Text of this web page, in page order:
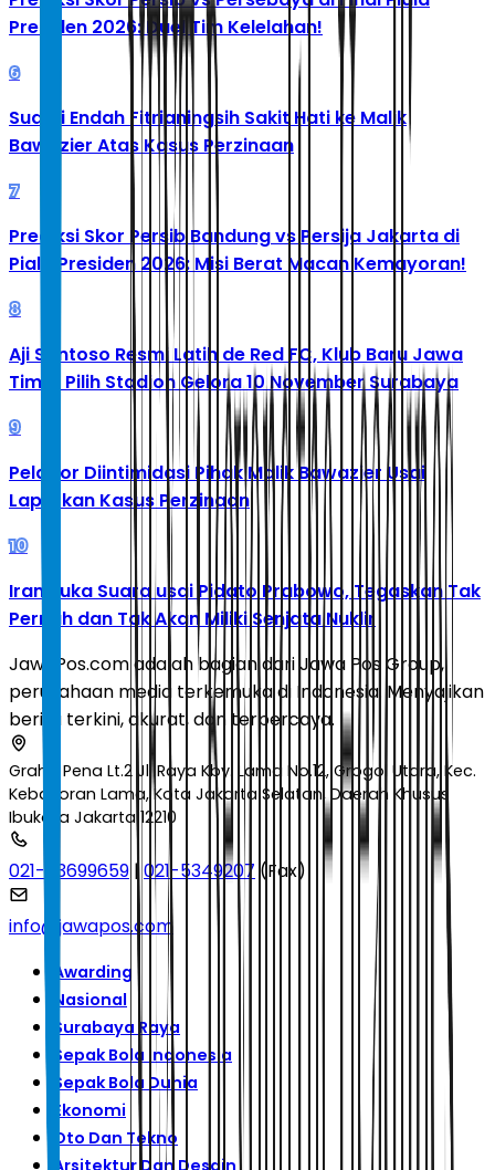
Presiden 2026: Duel Tim Kelelahan!
6
Suami Endah Fitrianingsih Sakit Hati ke Malik
Bawazier Atas Kasus Perzinaan
7
Prediksi Skor Persib Bandung vs Persija Jakarta di
Piala Presiden 2026: Misi Berat Macan Kemayoran!
8
Aji Santoso Resmi Latih de Red FC, Klub Baru Jawa
Timur Pilih Stadion Gelora 10 November Surabaya
9
Pelapor Diintimidasi Pihak Malik Bawazier Usai
Laporkan Kasus Perzinaan
10
Iran Buka Suara usai Pidato Prabowo, Tegaskan Tak
Pernah dan Tak Akan Miliki Senjata Nuklir
JawaPos.com adalah bagian dari Jawa Pos Group,
perusahaan media terkemuka di Indonesia. Menyajikan
berita terkini, akurat, dan terpercaya.
Graha Pena Lt.2 Jl. Raya Kby. Lama No.12, Grogol Utara, Kec.
Kebayoran Lama, Kota Jakarta Selatan, Daerah Khusus
Ibukota Jakarta 12210
021-53699659 |021-5349207 (Fax)
info@jawapos.com
Awarding
Nasional
Surabaya Raya
Sepak Bola Indonesia
Sepak Bola Dunia
Ekonomi
Oto Dan Tekno